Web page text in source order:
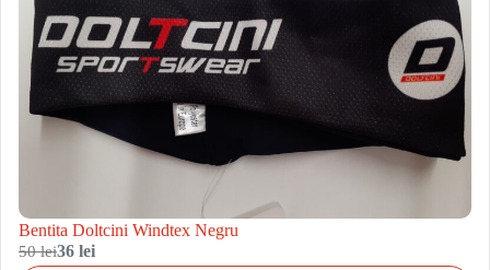
Bentita Doltcini Windtex Negru
50 lei36 lei